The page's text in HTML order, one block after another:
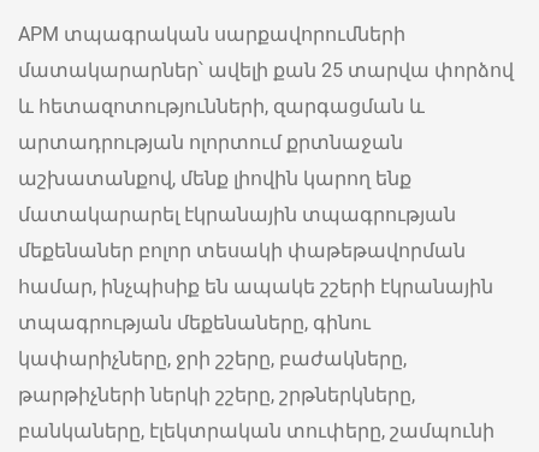
APM տպագրական սարքավորումների
մատակարարներ՝ ավելի քան 25 տարվա փորձով
և հետազոտությունների, զարգացման և
արտադրության ոլորտում քրտնաջան
աշխատանքով, մենք լիովին կարող ենք
մատակարարել էկրանային տպագրության
մեքենաներ բոլոր տեսակի փաթեթավորման
համար, ինչպիսիք են ապակե շշերի էկրանային
տպագրության մեքենաները, գինու
կափարիչները, ջրի շշերը, բաժակները,
թարթիչների ներկի շշերը, շրթներկները,
բանկաները, էլեկտրական տուփերը, շամպունի